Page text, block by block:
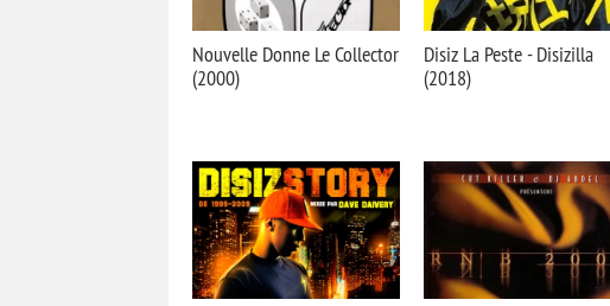
Nouvelle Donne Le Collector
(2000)
Disiz La Peste - Disizilla
(2018)